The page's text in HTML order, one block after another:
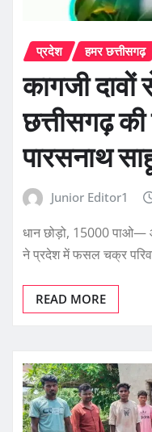
प्रदेश हमर छत्तीसगढ़
कागजी
छत्तीसगढ़
पारसनाथ
Junior Editor1
धान छोड़ो, 15000 पाओ—
ने प्रदेश में फसल चक्र
READ MORE